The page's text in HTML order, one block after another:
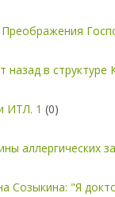
назад в
ИТЛ. 1 (0)
аллергических
Созыкина: "Я